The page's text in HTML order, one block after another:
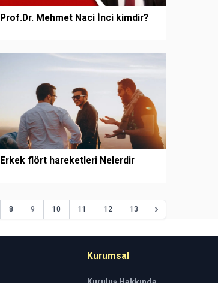
Prof.Dr. Mehmet Naci İnci kimdir?
Erkek flört hareketleri Nelerdir
8 9 10 11 12 13
Kurumsal